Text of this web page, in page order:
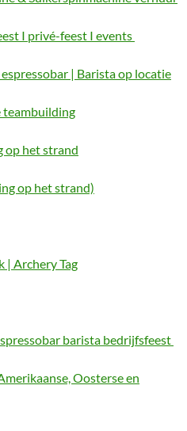
I privé-feest I events
| Barista op locatie
teambuilding
op het strand
op het strand)
| Archery Tag
barista bedrijfsfeest
Oosterse en